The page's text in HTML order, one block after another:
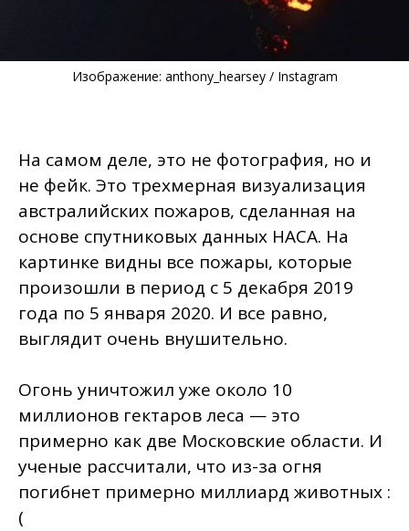
Изображение: anthony_hearsey / Instagram
На самом деле, это не фотография, но и
не фейк. Это трехмерная визуализация
австралийских пожаров, сделанная на
основе спутниковых данных НАСА. На
картинке видны все пожары, которые
произошли в период с 5 декабря 2019
года по 5 января 2020. И все равно,
выглядит очень внушительно.
Огонь уничтожил уже около 10
миллионов гектаров леса — это
примерно как две Московские области. И
ученые рассчитали, что из-за огня
погибнет примерно миллиард животных :
(